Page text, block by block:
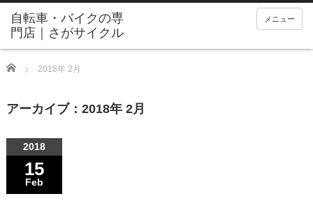
メニュー
Home 2018年 2月
アーカイブ：2018年 2月
2018
15
Feb